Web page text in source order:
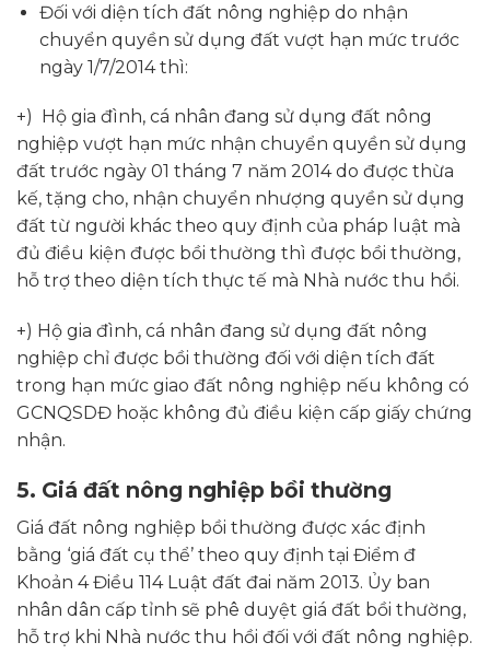
Đối với diện tích đất nông nghiệp do nhận
chuyển quyền sử dụng đất vượt hạn mức trước
ngày 1/7/2014 thì:
+) Hộ gia đình, cá nhân đang sử dụng đất nông
nghiệp vượt hạn mức nhận chuyển quyền sử dụng
đất trước ngày 01 tháng 7 năm 2014 do được thừa
kế, tặng cho, nhận chuyển nhượng quyền sử dụng
đất từ người khác theo quy định của pháp luật mà
đủ điều kiện được bồi thường thì được bồi thường,
hỗ trợ theo diện tích thực tế mà Nhà nước thu hồi.
+) Hộ gia đình, cá nhân đang sử dụng đất nông
nghiệp chỉ được bồi thường đối với diện tích đất
trong hạn mức giao đất nông nghiệp nếu không có
GCNQSDĐ hoặc không đủ điều kiện cấp giấy chứng
nhận.
5. Giá đất nông nghiệp bồi thường
Giá đất nông nghiệp bồi thường được xác định
bằng ‘giá đất cụ thể’ theo quy định tại Điểm đ
Khoản 4 Điều 114 Luật đất đai năm 2013. Ủy ban
nhân dân cấp tỉnh sẽ phê duyệt giá đất bồi thường,
hỗ trợ khi Nhà nước thu hồi đối với đất nông nghiệp.